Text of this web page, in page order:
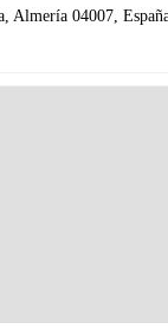
Almería 04007,